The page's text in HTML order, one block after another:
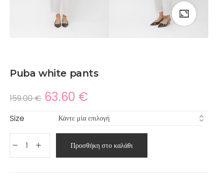
Puba white pants
159.00€ 63.60 €
Size
Προσθήκη στο καλάθι